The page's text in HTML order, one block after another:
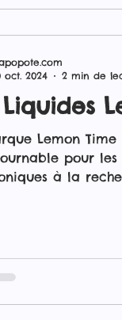
de la
des fruits
Liquides
Lemon
pour
à la
de
: Un mélange
oct. 2024
2 min de